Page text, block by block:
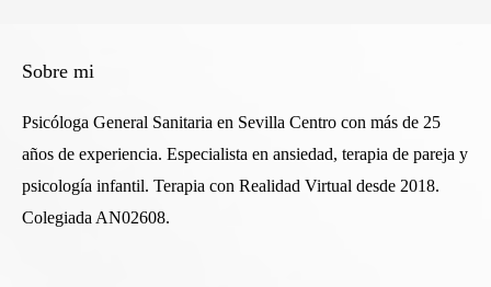
Sobre mi
Psicóloga General Sanitaria en Sevilla Centro con más de 25
años de experiencia. Especialista en ansiedad, terapia de pareja y
psicología infantil. Terapia con Realidad Virtual desde 2018.
Colegiada AN02608.